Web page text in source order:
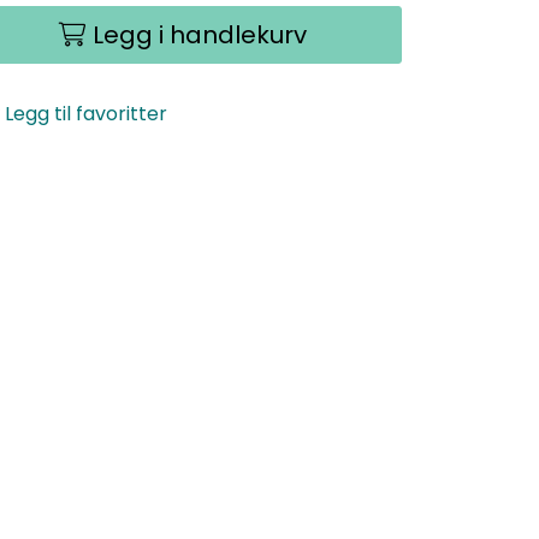
Legg i handlekurv
Legg til favoritter